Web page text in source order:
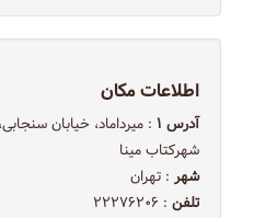
اطلاعات مکان
آدرس ۱
شهرکتاب مینا
شهر : تهران
تلفن : ۲۲۲۷۶۲۰۶